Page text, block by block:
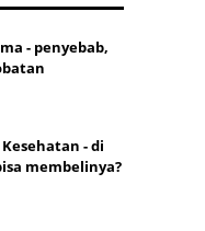
- penyebab,
- di
membelinya?